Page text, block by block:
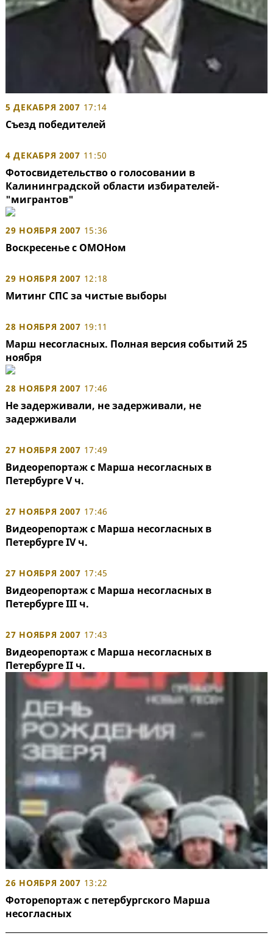
5 ДЕКАБРЯ 2007 17:14
Съезд победителей
4 ДЕКАБРЯ 2007 11:50
Фотосвидетельство о голосовании в
Калининградской области избирателей-
"мигрантов"
29 НОЯБРЯ 2007 15:36
Воскресенье с ОМОНом
29 НОЯБРЯ 2007 12:18
Митинг СПС за чистые выборы
28 НОЯБРЯ 2007 19:11
Марш несогласных. Полная версия событий 25
ноября
28 НОЯБРЯ 2007 17:46
Не задерживали, не задерживали, не
задерживали
27 НОЯБРЯ 2007 17:49
Видеорепортаж с Марша несогласных в
Петербурге V ч.
27 НОЯБРЯ 2007 17:46
Видеорепортаж с Марша несогласных в
Петербурге IV ч.
27 НОЯБРЯ 2007 17:45
Видеорепортаж с Марша несогласных в
Петербурге III ч.
27 НОЯБРЯ 2007 17:43
Видеорепортаж с Марша несогласных в
Петербурге II ч.
26 НОЯБРЯ 2007 13:22
Фоторепортаж с петербургского Марша
несогласных